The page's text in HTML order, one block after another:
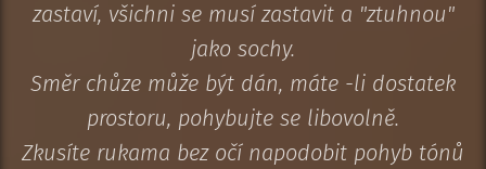
zastaví, všichni se musí zastavit a "ztuhnou"
jako sochy.
Směr chůze může být dán, máte -li dostatek
prostoru, pohybujte se libovolně.
Zkusíte rukama bez očí napodobit pohyb tónů